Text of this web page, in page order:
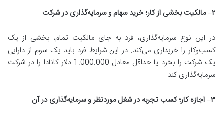
۲–مالکیت بخشی از کار؛ خرید سهام و سرمایه‌گذاری در شرکت
در این نوع سرمایه‌گذاری، فرد به جای مالکیت تمام، بخشی از یک
کسب‌وکار را خریداری می‌کند. در این شرایط فرد باید یک سوم از دارایی
یک شرکت را بخرد یا حداقل معادل 1.000.000 دلار کانادا را در شرکت
سرمایه‌گذاری کند.
۳–اجازه کار؛ کسب تجربه در شغل مورد‌نظر و سرمایه‌گذاری در آن